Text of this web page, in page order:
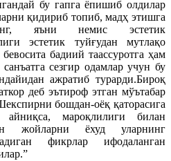
бу гапга ёпишиб олдилар
қидириб топиб, мадҳ этишга
яъни немис эстетик
эстетик туйғудан мутлақо
бадиий таассуротга ҳам
сезгир одамлар учун бу
ажратиб турарди.Бироқ
деб эътироф этган мўътабар
бошдан-оёқ қаторасига
айниқса, мароқлилиги билан
жойларни ёхуд уларнинг
фикрлар ифодаланган